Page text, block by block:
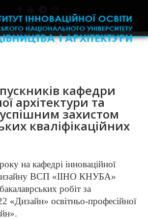
skrynka.doviry@iino.in.ua
кафедри
архітектури та
захистом
кваліфікаційних
на кафедрі інноваційної
дизайну ВСП «ІІНО КНУБА»
робіт за
«Дизайн» освітньо-професійної